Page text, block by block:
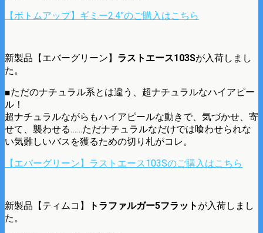
【ボトムアップ】ギミー2.4”のご購入はこちら
新製品【エバーグリーン】 ラストエース103Sが入荷しまし
た。
■ただのナチュラル系とは違う、超ナチュラルなハイアピー
ル！
超ナチュラルながらもハイアピールな動きで、気づかせ、寄
せて、襲わせる……ただナチュラルなだけでは喰わせられな
い気難しいバスを獲るための切り札がコレ。
【エバーグリーン】ラストエース103Sのご購入はこちら
新製品【ティムコ】 トラファルガー5フラット が入荷しまし
た。